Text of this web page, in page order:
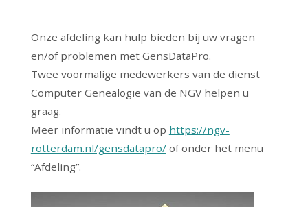
Onze afdeling kan hulp bieden bij uw vragen
en/of problemen met GensDataPro.
Twee voormalige medewerkers van de dienst
Computer Genealogie van de NGV helpen u
graag.
Meer informatie vindt u op https://ngv-
rotterdam.nl/gensdatapro/of onder het menu
“Afdeling”.